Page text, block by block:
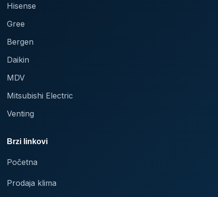
Hisense
Gree
Bergen
Daikin
MDV
Mitsubishi Electric
Venting
Brzi linkovi
Početna
Prodaja klima